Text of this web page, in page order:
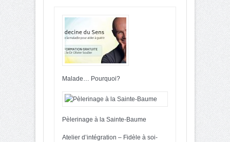
Malade… Pourquoi?
Pèlerinage à la Sainte-Baume
Atelier d’intégration – Fidèle à soi-